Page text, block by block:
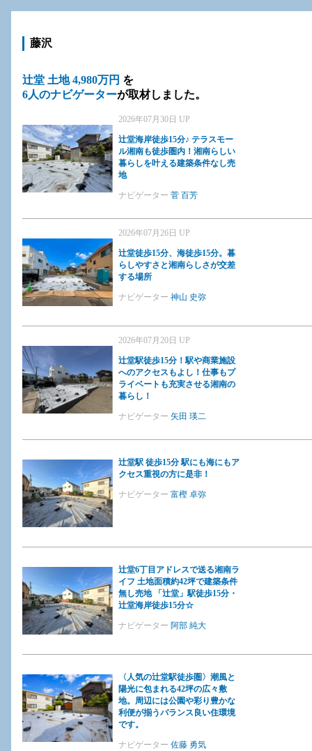
藤沢
辻堂 土地 4,980万円 を
6人のナビゲーターが取材しました。
2026年07月30日 UP
辻堂海岸徒歩15分♪ テラスモー
ル湘南も徒歩圏内！湘南らしい
暮らしを叶える建築条件なし売
地
ナビゲーター 菅 百芳
2026年07月26日 UP
辻堂徒歩15分、海徒歩15分。暮
らしやすさと湘南らしさが交差
する場所
ナビゲーター 神山 史弥
2026年07月20日 UP
辻堂駅徒歩15分！駅や商業施設
へのアクセスもよし！仕事もプ
ライベートも充実させる湘南の
暮らし！
ナビゲーター 矢田 瑛二
辻堂駅 徒歩15分 駅にも海にもア
クセス重視の方に是非！
ナビゲーター 富樫 卓弥
辻堂6丁目アドレスで送る湘南ラ
イフ 土地面積約42坪で建築条件
無し売地 「辻堂」駅徒歩15分・
辻堂海岸徒歩15分☆
ナビゲーター 阿部 純大
〈人気の辻堂駅徒歩圏〉潮風と
陽光に包まれる42坪の広々敷
地。周辺には公園や彩り豊かな
利便が揃うバランス良い住環境
です。
ナビゲーター 佐藤 勇気